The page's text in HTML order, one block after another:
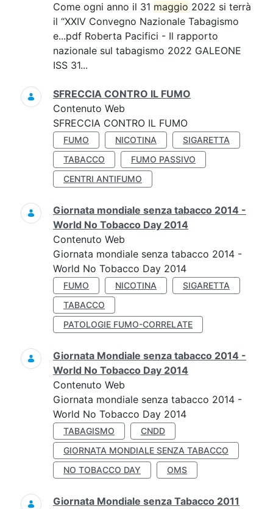
Come ogni anno il 31 maggio 2022 si terrà
il “XXIV Convegno Nazionale Tabagismo
e...pdf Roberta Pacifici - Il rapporto
nazionale sul tabagismo 2022 GALEONE
ISS 31...
SFRECCIA CONTRO IL FUMO
Contenuto Web
SFRECCIA CONTRO IL FUMO
FUMO NICOTINA
SIGARETTA
TABACCO
FUMO PASSIVO
CENTRI ANTIFUMO
Giornata mondiale senza tabacco 2014 -
World No Tobacco Day 2014
Contenuto Web
Giornata mondiale senza tabacco 2014 -
World No Tobacco Day 2014
FUMO NICOTINA
SIGARETTA
TABACCO
PATOLOGIE FUMO-CORRELATE
Giornata Mondiale senza tabacco 2014 -
World No Tobacco Day 2014
Contenuto Web
Giornata mondiale senza tabacco 2014 -
World No Tobacco Day 2014
TABAGISMO
CNDD
GIORNATA MONDIALE SENZA TABACCO
NO TOBACCO DAY
OMS
Giornata Mondiale senza Tabacco 2011